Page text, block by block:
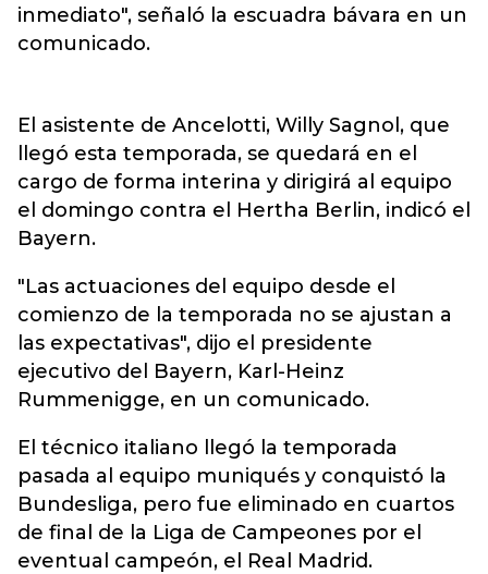
inmediato", señaló la escuadra bávara en un
comunicado.
El asistente de Ancelotti, Willy Sagnol, que
llegó esta temporada, se quedará en el
cargo de forma interina y dirigirá al equipo
el domingo contra el Hertha Berlin, indicó el
Bayern.
"Las actuaciones del equipo desde el
comienzo de la temporada no se ajustan a
las expectativas", dijo el presidente
ejecutivo del Bayern, Karl-Heinz
Rummenigge, en un comunicado.
El técnico italiano llegó la temporada
pasada al equipo muniqués y conquistó la
Bundesliga, pero fue eliminado en cuartos
de final de la Liga de Campeones por el
eventual campeón, el Real Madrid.